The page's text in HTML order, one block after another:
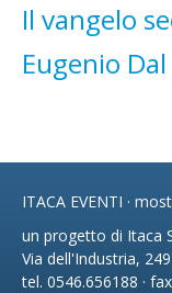
Il vangelo
Eugenio
ITACA EVENTI ·
un progetto di Itaca
Via dell'Industria,
tel. 0546.656188 ·